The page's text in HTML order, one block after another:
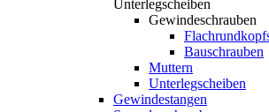
Unterlegscheiben
Gewindeschrauben
Bauschrauben
Muttern
Unterlegscheiben
Gewindestangen